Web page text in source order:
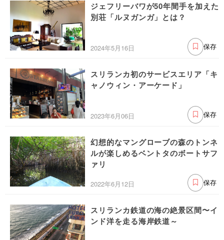
ジェフリーバワが50年間手を加えた
別荘「ルヌガンガ」とは？
2024年5月16日 保存
スリランカ初のサービスエリア「キ
ャノウィン・アーケード」
2023年6月06日 保存
幻想的なマングローブの森のトンネ
ルが楽しめるベントタのボートサフ
ァリ
2022年6月12日 保存
スリランカ鉄道の海の絶景区間〜イ
ンド洋を走る海岸鉄道～